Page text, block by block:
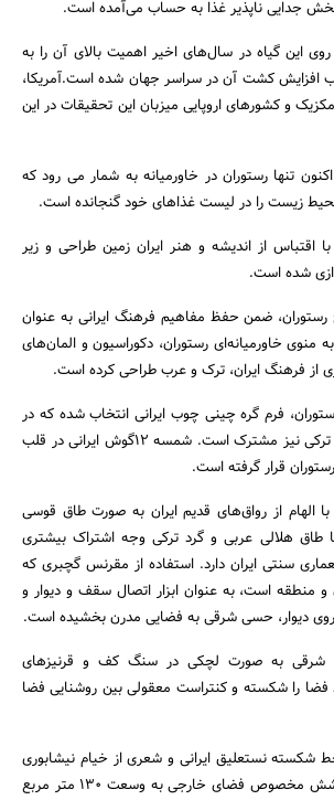
بخش جدایی ناپذیر غذا به حساب می‌آمده است.
این گیاه در سال‌های اخیر اهمیت بالای آن را به
افزایش کشت آن در سراسر جهان شده است.آمریکا،
مکزیک و کشورهای اروپایی میزبان این تحقیقات در این
تنها رستوران در خاورمیانه به شمار می رود که
زیست را در لیست غذاهای خود گنجانده است.
اقتباس از اندیشه و هنر ایران زمین طراحی و زیر
شده است.
ضمن حفظ مفاهیم فرهنگ ایرانی به عنوان
منوی خاورمیانه‌ای رستوران، دکوراسیون و المان‌های
از فرهنگ ایران، ترک و عرب طراحی کرده است.
فرم گره چینی چوب ایرانی انتخاب شده که در
فلزکاری عربی و معماری ترکی نیز مشترک است. شمسه 12گوش ایرانی در قلب
قرار گرفته است.
با الهام از رواق‌های قدیم ایران به صورت طاق قوسی
هلالی عربی و گرد ترکی وجه اشتراک بیشتری
سنتی ایران دارد. استفاده از مقرنس گچبری که
و منطقه است، به عنوان ابزار اتصال سقف و دیوار و
روی دیوار، حسی شرقی به فضایی مدرن بخشیده است.
شرقی به صورت لچکی در سنگ کف و قرنیز‌های
فضا را شکسته و کنتراست معقولی بین روشنایی فضا
شکسته نستعلیق ایرانی و شعری از خیام نیشابوری
از جنس ورق آهن با پوشش مخصوص فضای خارجی به وسعت 130 متر مربع